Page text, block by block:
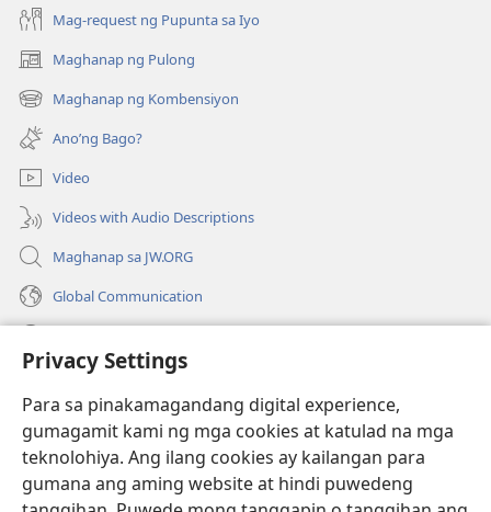
Privacy Settings
Para sa pinakamagandang digital experience,
gumagamit kami ng mga cookies at katulad na mga
teknolohiya. Ang ilang cookies ay kailangan para
gumana ang aming website at hindi puwedeng
Mag-request ng Pupunta sa Iyo
Maghanap ng Pulong
(may
bubukas
na
bagong
window)
Maghanap ng Kombensiyon
(may
bubukas
na
bagong
window)
Ano’ng Bago?
Video
Videos with Audio Descriptions
Maghanap sa JW.ORG
Global Communication
(may
na
bagong
window)
Watchtower ONLINE LIBRARY™
(may
bubukas
na
JW Hub ®